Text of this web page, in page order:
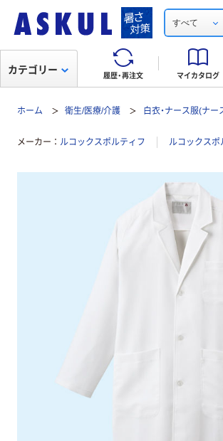
すべて
履歴・再注文 マイカタログ
カテゴリー
ホーム 衛生/医療/介護 白衣・ナース服(ナー
メーカー ルコックスポルティフ ルコックスポ